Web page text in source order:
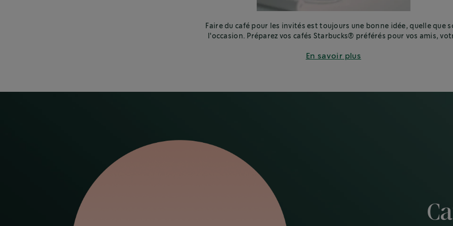
Faire du café pour les invités est toujours une bonne idée, quelle que
l'occasion. Préparez vos cafés Starbucks® préférés pour vos amis,
En savoir plus